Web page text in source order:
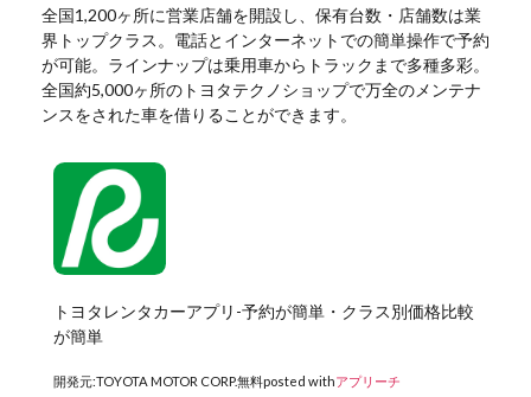
全国1,200ヶ所に営業店舗を開設し、保有台数・店舗数は業
界トップクラス。電話とインターネットでの簡単操作で予約
が可能。ラインナップは乗用車からトラックまで多種多彩。
全国約5,000ヶ所のトヨタテクノショップで万全のメンテナ
ンスをされた車を借りることができます。
トヨタレンタカーアプリ-予約が簡単・クラス別価格比較
が簡単
開発元:TOYOTA MOTOR CORP.無料posted withアプリーチ